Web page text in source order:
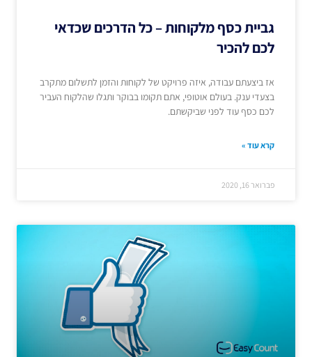
גביית כסף מלקוחות – כל הדרכים שכדאי
לכם להכיר
אז ביצעתם עבודה, איזה פרויקט של לקוחות והזמן לתשלום מתקרב
בצעדי ענק. בעולם אוטופי, אתם תקומו בבוקר ותגלו שהלקוח העביר
לכם כסף עוד לפני שביקשתם.
קרא עוד »
פברואר 16, 2020